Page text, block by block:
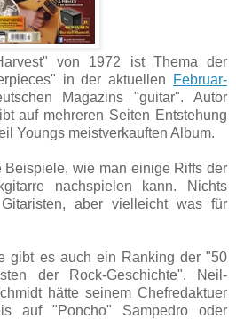
von 1972 ist Thema der
in der aktuellen
Februar-
Magazins "guitar". Autor
auf mehreren Seiten Entstehung
Youngs meistverkauften Album.
Beispiele, wie man einige Riffs der
nachspielen kann. Nichts
aber vielleicht was für
gibt es auch ein Ranking der "50
der Rock-Geschichte". Neil-
hätte seinem Chefredaktuer
auf "Poncho" Sampedro oder